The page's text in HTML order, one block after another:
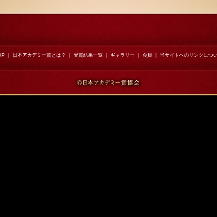
｜ 日本アカデミー賞とは？ ｜ 受賞結果一覧 ｜ ギャラリー ｜ 会員 ｜ 当サイトへのリンクにつ